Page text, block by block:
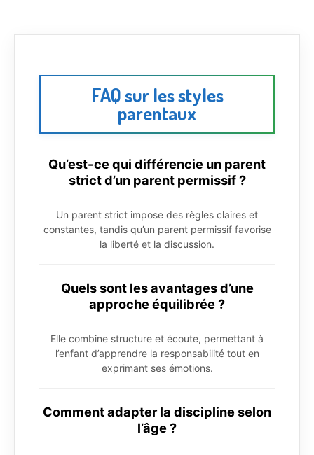
FAQ sur les styles
parentaux
Qu’est-ce qui différencie un parent
strict d’un parent permissif ?
Un parent strict impose des règles claires et
constantes, tandis qu’un parent permissif favorise
la liberté et la discussion.
Quels sont les avantages d’une
approche équilibrée ?
Elle combine structure et écoute, permettant à
l’enfant d’apprendre la responsabilité tout en
exprimant ses émotions.
Comment adapter la discipline selon
l’âge ?